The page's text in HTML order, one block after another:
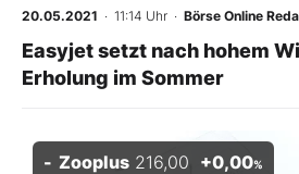
20.05.2021 · 11:14 Uhr · Börse Online
Easyjet setzt nach hohem
Erholung im Sommer
Zooplus 216,00 +0,00%